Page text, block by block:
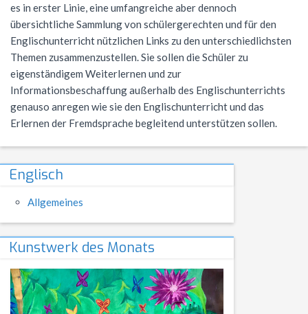
Schulsanitäter
Kreatives Schreiben
DELF
Außerunterrichtliche Veranstaltungen
G8: IMP (Informatik, Mathematik, Physik)
Warum Italienisch?
Italienisch als 3. Fremdsprache
Außerunterrichtliches
Kursstufe
Nützliche Adressen
Italien-Austausch
Katholische Religion
Literatur und Theater
Leitgedanken
Wettbewerbe
Verschiedenes
Musik
NWT
Physik
Sport
Jugend trainiert für Olympia
Sportbrief
Wirtschaft
Schulanmeldung
Datenschutz
Impressum
es in erster Linie, eine umfangreiche aber dennoch
übersichtliche Sammlung von schülergerechten und für den
Englischunterricht nützlichen Links zu den unterschiedlichsten
Themen zusammenzustellen. Sie sollen die Schüler zu
eigenständigem Weiterlernen und zur
Informationsbeschaffung außerhalb des Englischunterrichts
genauso anregen wie sie den Englischunterricht und das
Erlernen der Fremdsprache begleitend unterstützen sollen.
Englisch
Allgemeines
Kunstwerk des Monats